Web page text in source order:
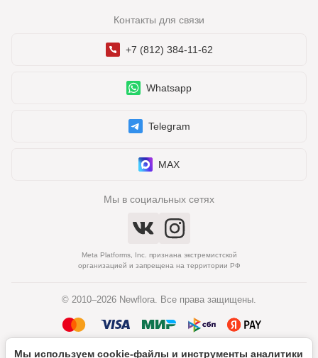
Контакты для связи
+7 (812) 384-11-62
Whatsapp
Telegram
MAX
Мы в социальных сетях
Meta Platforms, Inc. признана экстремистской
организацией и запрещена на территории РФ
© 2010–2026 Newflora. Все права защищены.
Мы используем cookie‑файлы и инструменты аналитики